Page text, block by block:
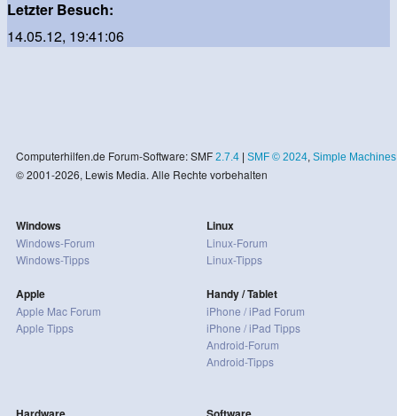
Letzter Besuch:
14.05.12, 19:41:06
Computerhilfen.de Forum-Software: SMF 2.7.4| SMF © 2024, Simple Machines
© 2001-2026, Lewis Media. Alle Rechte vorbehalten
Windows
Windows-Forum
Windows-Tipps
Apple
Apple Mac Forum
Apple Tipps
Linux
Linux-Forum
Linux-Tipps
Handy / Tablet
iPhone / iPad Forum
iPhone / iPad Tipps
Android-Forum
Android-Tipps